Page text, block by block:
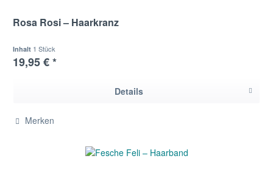
Rosa Rosi – Haarkranz
Inhalt 1 Stück
19,95 € *
Details
Merken